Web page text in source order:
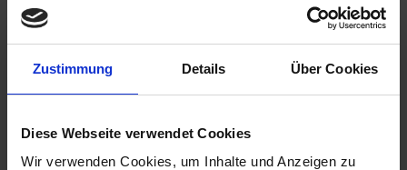
Zustimmung Details Über Cookies
Diese Webseite verwendet Cookies
Wir verwenden Cookies, um Inhalte und Anzeigen zu
€131,00
inkl. USt.sowieVersandkosten
Stückzahl: